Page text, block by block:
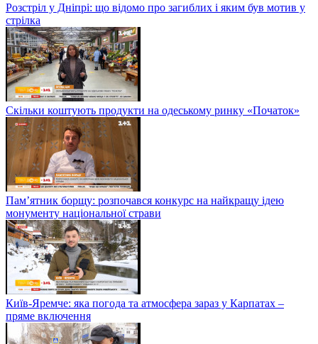
Розстріл у Дніпрі: що відомо про загиблих і яким був мотив у
стрілка
Скільки коштують продукти на одеському ринку «Початок»
Пам’ятник борщу: розпочався конкурс на найкращу ідею
монументу національної страви
Київ-Яремче: яка погода та атмосфера зараз у Карпатах –
пряме включення